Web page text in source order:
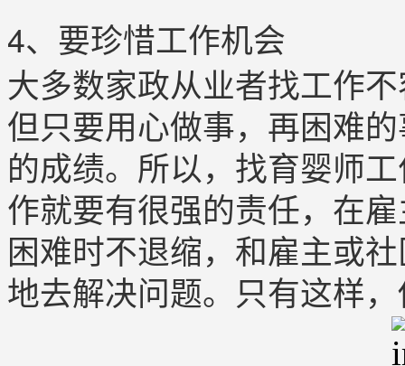
4、要珍惜工作机会
大多数家政从业者找工作
但只要用心做事，再困难
的成绩。所以，找育婴师
作就要有很强的责任，在
困难时不退缩，和雇主或
地去解决问题。只有这样